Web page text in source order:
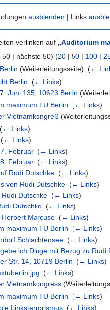
ausblenden | Links
verlinken auf „Auditorium
50 | nächste 50) (20 | 50 | 100 |
(Weiterleitungsseite) ‎ (←
Berlin
(← Links)
Juni 135, 10623 Berlin
maximum TU Berlin
(← Links)
Vietnamkongreß
(← Links)
(← Links)
Februar‎ (← Links)
Februar‎ (← Links)
Rudi Dutschke‎ (← Links)
von Rudi Dutschke‎ (← Links)
Dutschke‎ (← Links)
Dutschke‎ (← Links)
Herbert Marcuse‎ (← Links)
maximum TU Berlin
(← Links)
Schlachtensee‎ (← Links)
ich Dinge mit Bezug zu Rudi
Str. 14, 10719 Berlin
(← Links)
(← Links)
Vietnamkongress
maximum TU Berlin
(← Links)
Linksterrorismus‎ (← Links)